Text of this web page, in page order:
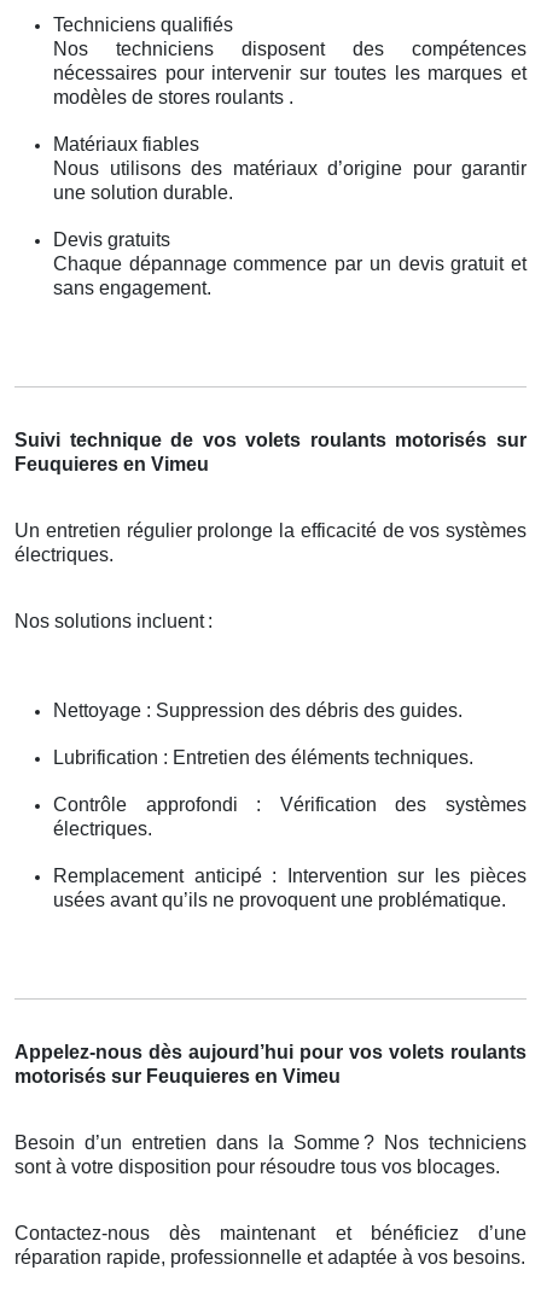
Techniciens qualifiés
Nos techniciens disposent des compétences
nécessaires pour intervenir sur toutes les marques et
modèles de stores roulants .
Matériaux fiables
Nous utilisons des matériaux d’origine pour garantir
une solution durable.
Devis gratuits
Chaque dépannage commence par un devis gratuit et
sans engagement.
Suivi technique de vos volets roulants motorisés sur
Feuquieres en Vimeu
Un entretien régulier prolonge la efficacité de vos systèmes
électriques.
Nos solutions incluent :
Nettoyage : Suppression des débris des guides.
Lubrification : Entretien des éléments techniques.
Contrôle approfondi : Vérification des systèmes
électriques.
Remplacement anticipé : Intervention sur les pièces
usées avant qu’ils ne provoquent une problématique.
Appelez-nous dès aujourd’hui pour vos volets roulants
motorisés sur Feuquieres en Vimeu
Besoin d’un entretien dans la Somme? Nos techniciens
sontà votre disposition pour résoudre tous vos blocages.
Contactez-nous dès maintenant et bénéficiez d’une
réparation rapide, professionnelle et adaptée à vos besoins.